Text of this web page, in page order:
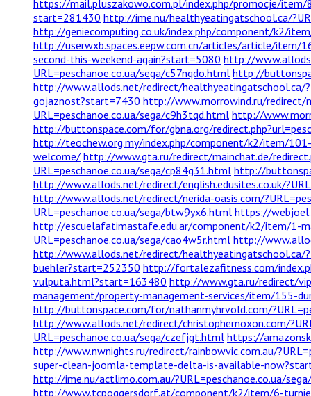
https://mail.pluszakowo.com.pl/index.php/promocje/item/
start=281430 http://ime.nu/healthyeatingatschool.ca/
http://geniecomputing.co.uk/index.php/component/k2/
http://userwxb.spaces.eepw.com.cn/articles/article/item/
second-this-weekend-again?start=5080 http://
URL=peschanoe.co.ua/sega/c57nqdo.html http://
http://www.allods.net/redirect/healthyeatingatschool.ca/
gojaznost?start=7430 http://www.morrowind.ru/redirect/
URL=peschanoe.co.ua/sega/c9h3tqd.html http://
http://buttonspace.com/for/gbna.org/
http://teochew.org.my/index.php/component/k2/item/
welcome/ http://www.gta.ru/redirect/mainchat.de/
URL=peschanoe.co.ua/sega/cp84g31.html http://
http://www.allods.net/redirect/english.edusites.co.uk/
http://www.allods.net/redirect/nerida-oasis.com/
URL=peschanoe.co.ua/sega/btw9yx6.html https://
http://escuelafatimastafe.edu.ar/component/k2/item/1-
URL=peschanoe.co.ua/sega/cao4w5r.html http://
http://www.allods.net/redirect/healthyeatingatschool.ca/
buehler?start=252350 http://fortalezafitness.com/
vulputa.html?start=163480 http://www.gta.ru/redirect/
management/property-management-services/item/155-
http://buttonspace.com/for/nathanmyhrvold.com/
http://www.allods.net/redirect/christophernoxon.com/
URL=peschanoe.co.ua/sega/czefjgt.html https://
http://www.nwnights.ru/redirect/rainbowvic.com.au/
super-clean-joomla-template-delta-is-available-
http://ime.nu/actlimo.com.au/?URL=peschanoe.co.ua/
http://www.tcpoggersdorf.at/component/k2/item/6-